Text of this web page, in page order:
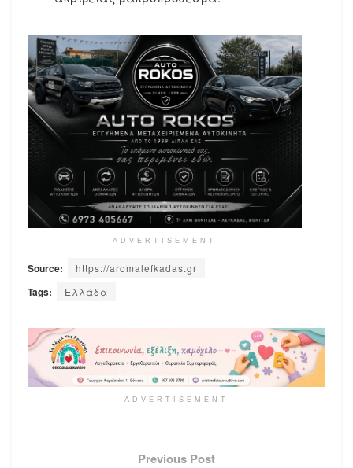
ADVERTISEMENT
Source: https://aromalefkadas.gr
Tags: Ελλάδα
ADVERTISEMENT
Previous Post